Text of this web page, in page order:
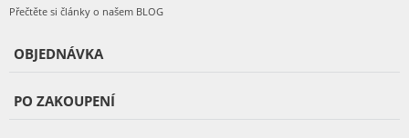
Přečtěte si články o našem BLOG
OBJEDNÁVKA
PO ZAKOUPENÍ